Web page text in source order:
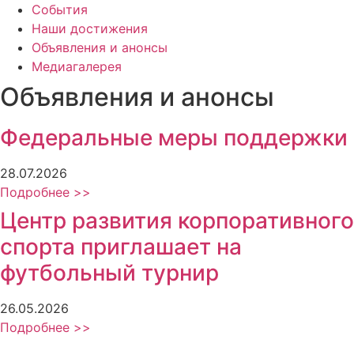
События
Наши достижения
Объявления и анонсы
Медиагалерея
Объявления и анонсы
Федеральные меры поддержки
28.07.2026
Подробнее >>
Центр развития корпоративного
спорта приглашает на
футбольный турнир
26.05.2026
Подробнее >>